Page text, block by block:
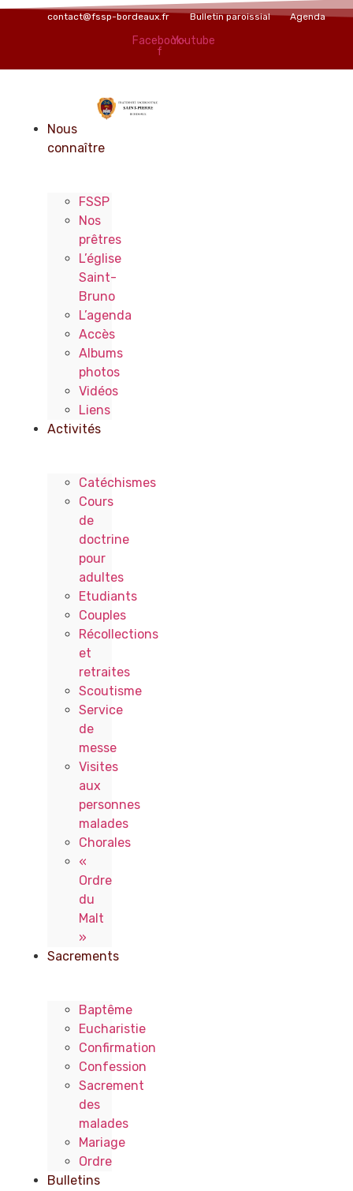
Aller
contact@fssp-bordeaux.fr Bulletin paroissial Agenda
Facebook-
f
Youtube
Nous
connaître
FSSP
Nos
prêtres
L’église
Saint-
Bruno
L’agenda
Accès
Albums
photos
Vidéos
Liens
Activités
Catéchismes
Cours
de
doctrine
pour
adultes
Etudiants
Couples
Récollections
et
retraites
Scoutisme
Service
de
messe
Visites
aux
personnes
malades
Chorales
«
Ordre
du
Malt
»
Sacrements
Baptême
Eucharistie
Confirmation
Confession
Sacrement
des
malades
Mariage
Ordre
Bulletins